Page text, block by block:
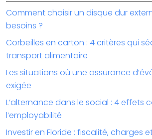
Comment choisir un disque dur
besoins ?
Corbeilles en carton : 4 critères qui
transport alimentaire
Les situations où une assurance
exigée
L’alternance dans le social : 4 effets
l’employabilité
Investir en Floride : fiscalité, charges